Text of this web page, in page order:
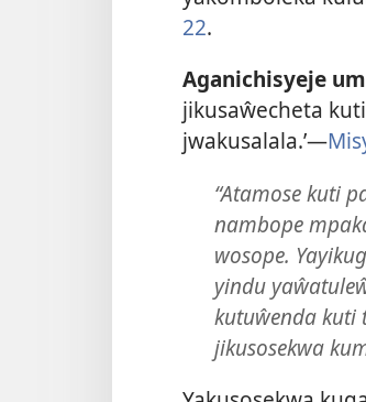
22.
Aganichisyeje
jikusaŵecheta
jwakusalala.’—
“Atamose kuti
nambope
wosope.
yindu
kutuŵenda kuti
jikusosekwa